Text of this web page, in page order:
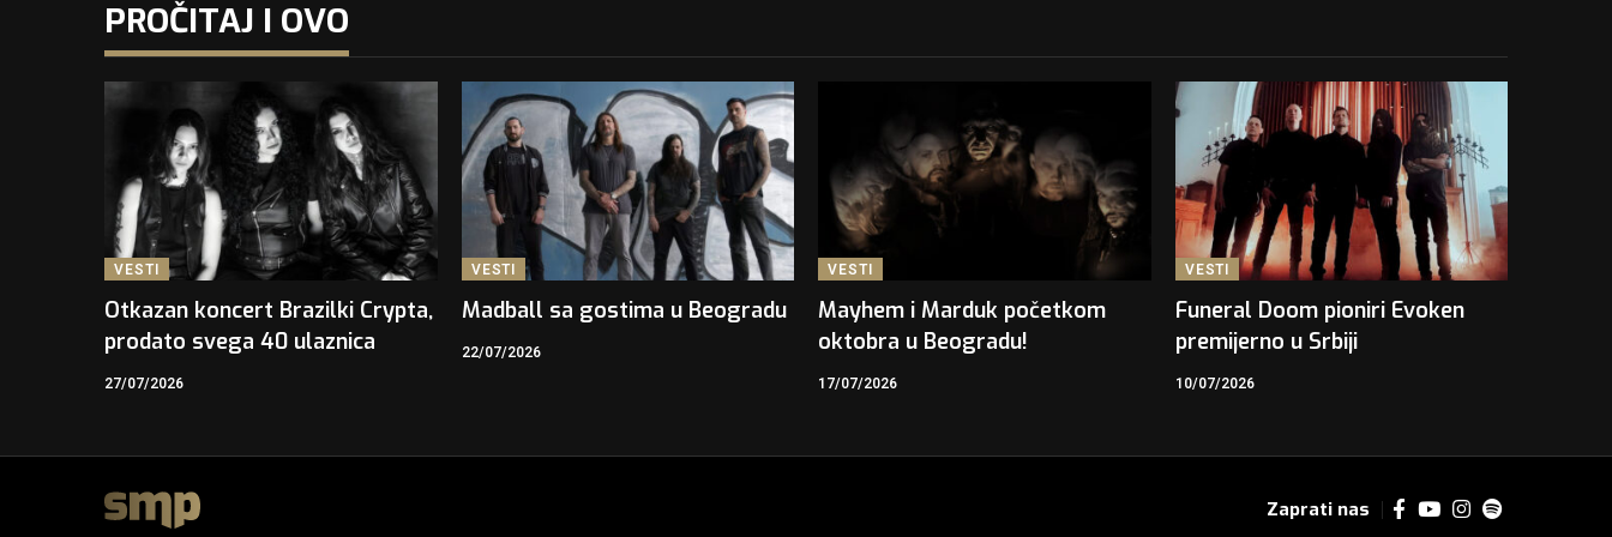
PROČITAJ I OVO
VESTI
Otkazan koncert Brazilki Crypta,
prodato svega 40 ulaznica
27/07/2026
VESTI
Madball sa gostima u Beogradu
22/07/2026
VESTI
Mayhem i Marduk početkom
oktobra u Beogradu!
17/07/2026
VESTI
Funeral Doom pioniri Evoken
premijerno u Srbiji
10/07/2026
Zaprati nas